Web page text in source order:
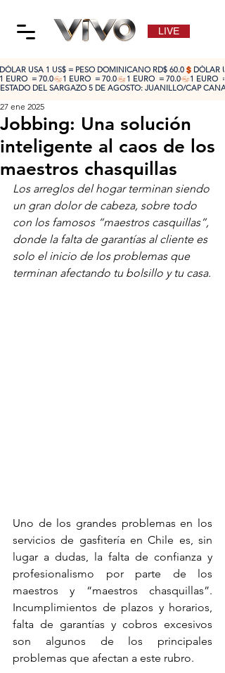
LIVE
ESTADO DEL SARGAZO 5 DE AGOSTO: JUANILLO/CAP
DÓLAR USA 1 US$ = PESO DOMINICANO RD$ 60.0
1 EURO  = 70.0
Jobbing: Una solución
inteligente al caos de los
maestros chasquillas
27 ene 2025
Los arreglos del hogar terminan siendo
un gran dolor de cabeza, sobre todo
con los famosos “maestros casquillas”,
donde la falta de garantías al cliente es
solo el inicio de los problemas que
terminan afectando tu bolsillo y tu casa.
Uno de los grandes problemas en los
servicios de gasfitería en Chile es, sin
lugar a dudas, la falta de confianza y
profesionalismo por parte de los
maestros y “maestros chasquillas”.
Incumplimientos de plazos y horarios,
falta de garantías y cobros excesivos
son algunos de los principales
problemas que afectan a este rubro.